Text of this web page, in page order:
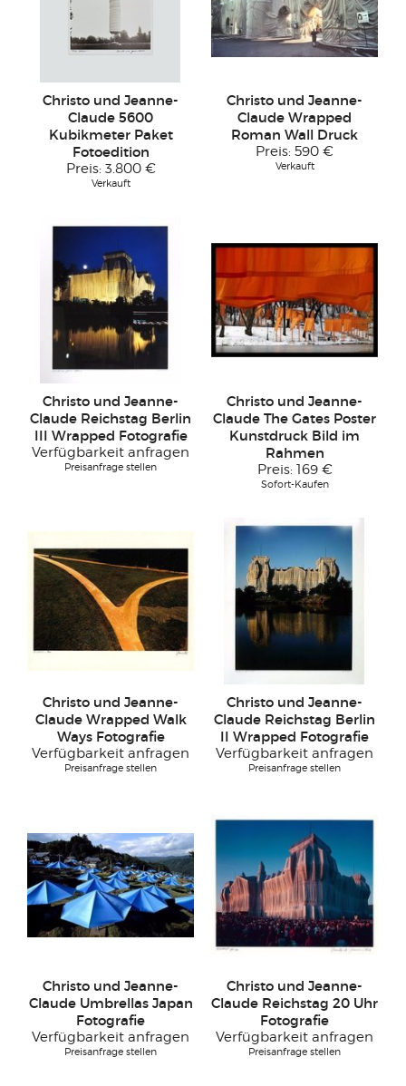
Christo und Jeanne-
Claude 5600
Kubikmeter Paket
Fotoedition
Preis: 3.800 €
Verkauft
Christo und Jeanne-
Claude Wrapped
Roman Wall Druck
Preis: 590 €
Verkauft
Christo und Jeanne-
Claude Reichstag Berlin
III Wrapped Fotografie
Verfügbarkeit anfragen
Preisanfrage stellen
Christo und Jeanne-
Claude The Gates Poster
Kunstdruck Bild im
Rahmen
Preis: 169 €
Sofort-Kaufen
Christo und Jeanne-
Claude Wrapped Walk
Ways Fotografie
Verfügbarkeit anfragen
Preisanfrage stellen
Christo und Jeanne-
Claude Reichstag Berlin
II Wrapped Fotografie
Verfügbarkeit anfragen
Preisanfrage stellen
Christo und Jeanne-
Claude Umbrellas Japan
Fotografie
Verfügbarkeit anfragen
Preisanfrage stellen
Christo und Jeanne-
Claude Reichstag 20 Uhr
Fotografie
Verfügbarkeit anfragen
Preisanfrage stellen